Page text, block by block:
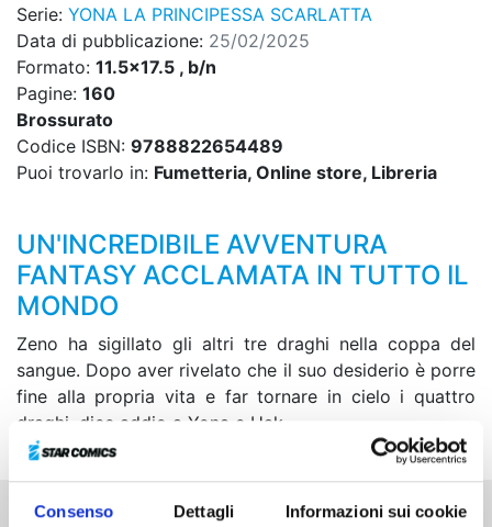
Consenso Dettagli Informazioni sui cookie
Serie: YONA LA PRINCIPESSA SCARLATTA
Data di pubblicazione: 25/02/2025
Formato: 11.5x17.5 , b/n
Pagine: 160
Brossurato
Codice ISBN: 9788822654489
Puoi trovarlo in: Fumetteria, Online store, Libreria
UN'INCREDIBILE AVVENTURA
FANTASY ACCLAMATA IN TUTTO IL
MONDO
Zeno ha sigillato gli altri tre draghi nella coppa del
sangue. Dopo aver rivelato che il suo desiderio è porre
fine alla propria vita e far tornare in cielo i quattro
draghi, dice addio a Yona e Hak…